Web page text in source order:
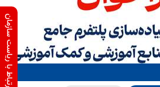
ارتباط با ریاست سازمان